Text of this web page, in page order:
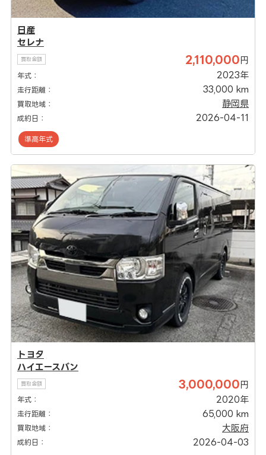
日産
セレナ
買取金額 2,110,000 円
年式： 2023年
走行距離： 33,000 km
買取地域： 静岡県
成約日： 2026-04-11
準高年式
トヨタ
ハイエースバン
買取金額 3,000,000 円
年式： 2020年
走行距離： 65,000 km
買取地域： 大阪府
成約日： 2026-04-03